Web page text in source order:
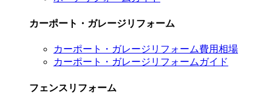
カーポート・ガレージリフォーム
カーポート・ガレージリフォーム費用相場
カーポート・ガレージリフォームガイド
フェンスリフォーム